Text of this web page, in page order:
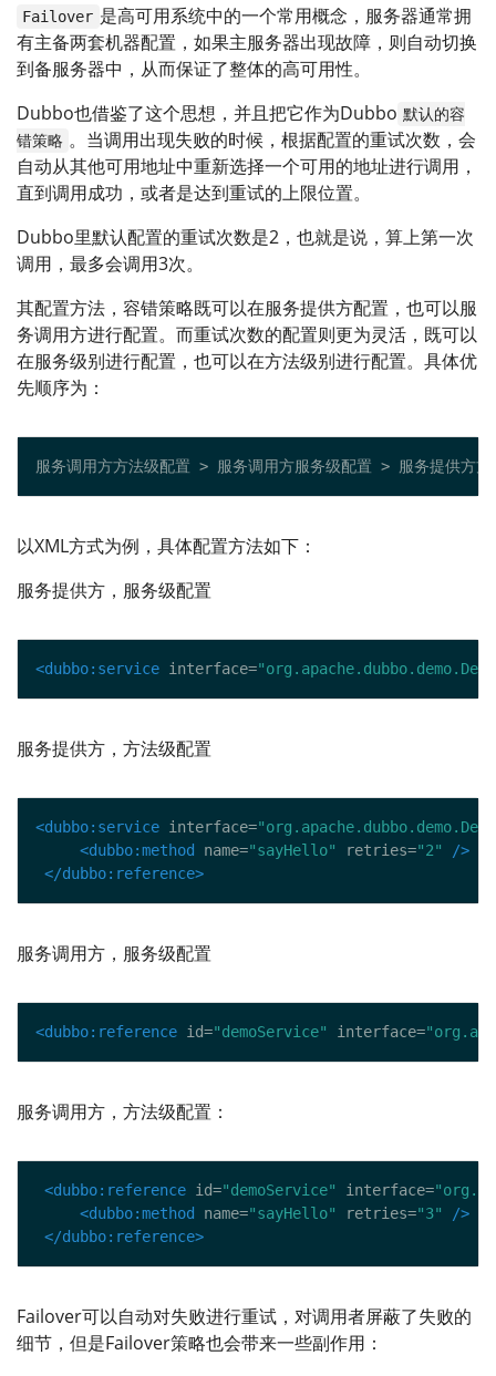
Failover 是高可用系统中的一个常用概念，服务器通常拥
有主备两套机器配置，如果主服务器出现故障，则自动切换
到备服务器中，从而保证了整体的高可用性。
Dubbo也借鉴了这个思想，并且把它作为Dubbo 默认的容
错策略 。当调用出现失败的时候，根据配置的重试次数，会
自动从其他可用地址中重新选择一个可用的地址进行调用，
直到调用成功，或者是达到重试的上限位置。
Dubbo里默认配置的重试次数是2，也就是说，算上第一次
调用，最多会调用3次。
其配置方法，容错策略既可以在服务提供方配置，也可以服
务调用方进行配置。而重试次数的配置则更为灵活，既可以
在服务级别进行配置，也可以在方法级别进行配置。具体优
先顺序为：
以XML方式为例，具体配置方法如下：
服务提供方，服务级配置
<dubbo:service interface=
服务提供方，方法级配置
<dubbo:service interface=
<dubbo:method
name="sayHello" retries="2"
/>
</dubbo:reference>
服务调用方，服务级配置
<dubbo:reference id="demoService" interface=
服务调用方，方法级配置：
<dubbo:reference id="demoService" interface=
<dubbo:method
name="sayHello" retries="3"
/>
</dubbo:reference>
Failover可以自动对失败进行重试，对调用者屏蔽了失败的
细节，但是Failover策略也会带来一些副作用：